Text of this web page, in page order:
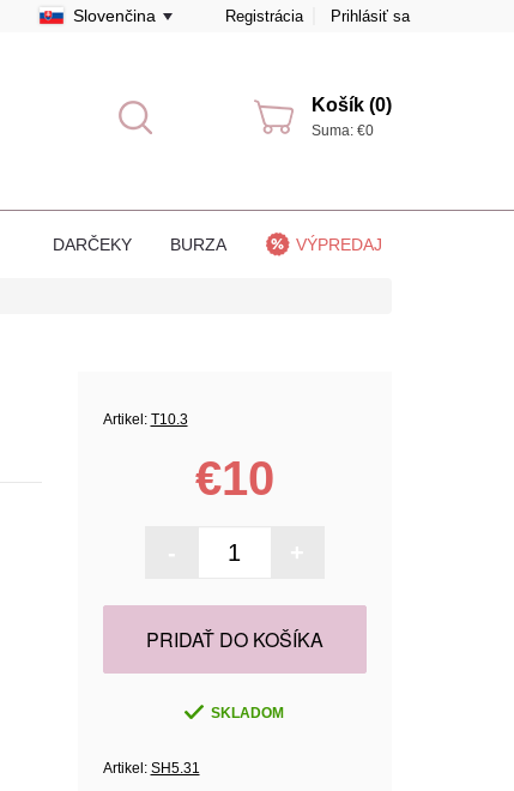
Slovenčina Registrácia Prihlásiť sa
Košík (0)
Suma: €0
DARČEKY BURZA VÝPREDAJ
Artikel: T10.3
€10
PRIDAŤ DO KOŠÍKA
SKLADOM
Artikel: SH5.31